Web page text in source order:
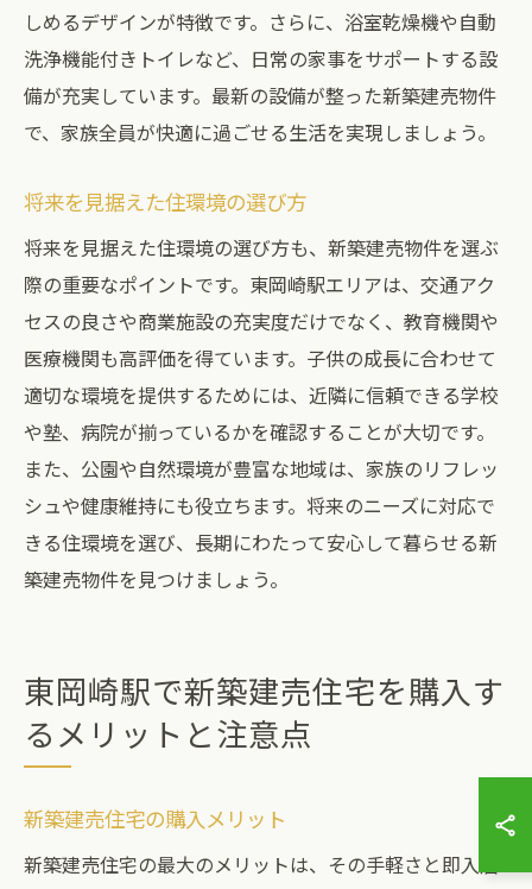
しめるデザインが特徴です。さらに、浴室乾燥機や自動
洗浄機能付きトイレなど、日常の家事をサポートする設
備が充実しています。最新の設備が整った新築建売物件
で、家族全員が快適に過ごせる生活を実現しましょう。
将来を見据えた住環境の選び方
将来を見据えた住環境の選び方も、新築建売物件を選ぶ
際の重要なポイントです。東岡崎駅エリアは、交通アク
セスの良さや商業施設の充実度だけでなく、教育機関や
医療機関も高評価を得ています。子供の成長に合わせて
適切な環境を提供するためには、近隣に信頼できる学校
や塾、病院が揃っているかを確認することが大切です。
また、公園や自然環境が豊富な地域は、家族のリフレッ
シュや健康維持にも役立ちます。将来のニーズに対応で
きる住環境を選び、長期にわたって安心して暮らせる新
築建売物件を見つけましょう。
東岡崎駅で新築建売住宅を購入す
るメリットと注意点
新築建売住宅の購入メリット
新築建売住宅の最大のメリットは、その手軽さと即入居